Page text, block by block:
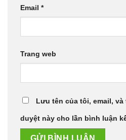
Email *
Trang web
Lưu tên của tôi, email,
duyệt này cho lần bình luận